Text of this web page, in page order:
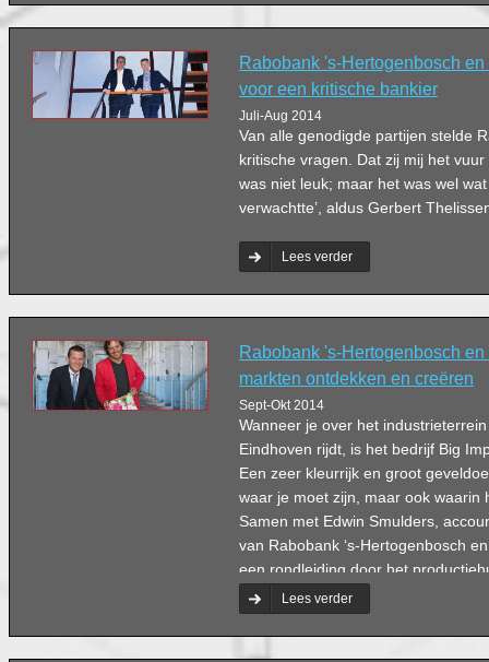
klaar voor de toekomst.”
Rabobank 's-Hertogenbosch
voor een kritische bankier
Juli-Aug 2014
Van alle genodigde partijen stelde
kritische vragen. Dat zij mij het
was niet leuk; maar het was wel
verwachtte’, aldus Gerbert
Lees verder
Rabobank 's-Hertogenbosch
markten ontdekken en creëren
Sept-Okt 2014
Wanneer je over het
Eindhoven rijdt, is het bedrijf Big
Een zeer kleurrijk en groot
waar je moet zijn, maar ook waarin
Samen met Edwin Smulders,
van Rabobank ‘s-Hertogenbosch
een rondleiding door het
formaat printwerk levert voor de
begrip eyecatcher geven we graag
aldus directeur Marc
Lees verder